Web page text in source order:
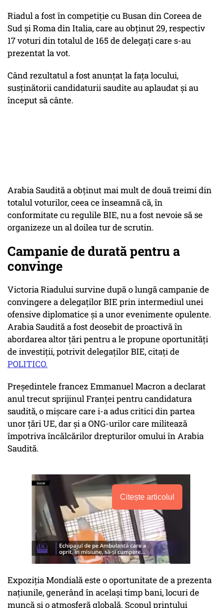
Riadul a fost în competiție cu Busan din Coreea de
Sud și Roma din Italia, care au obținut 29, respectiv
17 voturi din totalul de 165 de delegați care s-au
prezentat la vot.
Când rezultatul a fost anunțat la fața locului,
susținătorii candidaturii saudite au aplaudat și au
început să cânte.
Arabia Saudită a obținut mai mult de două treimi din
totalul voturilor, ceea ce înseamnă că, în
conformitate cu regulile BIE, nu a fost nevoie să se
organizeze un al doilea tur de scrutin.
Campanie de durată pentru a
convinge
Victoria Riadului survine după o lungă campanie de
convingere a delegaților BIE prin intermediul unei
ofensive diplomatice și a unor evenimente opulente.
Arabia Saudită a fost deosebit de proactivă în
abordarea altor țări pentru a le propune oportunități
de investiții, potrivit delegaților BIE, citați de
POLITICO.
Președintele francez Emmanuel Macron a declarat
anul trecut sprijinul Franței pentru candidatura
saudită, o mișcare care i-a adus critici din partea
unor țări UE, dar și a ONG-urilor care militează
împotriva încălcărilor drepturilor omului în Arabia
Saudită.
Citește articolul
Expoziția Mondială este o oportunitate de a prezenta
națiunile, generând în același timp bani, locuri de
muncă și o atmosferă globală. Scopul prințului